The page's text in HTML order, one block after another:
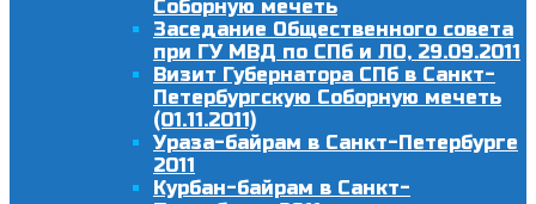
Соборную мечеть
Заседание Общественного совета
при ГУ МВД по СПб и ЛО, 29.09.2011
Визит Губернатора СПб в Санкт-
Петербургскую Соборную мечеть
(01.11.2011)
Ураза-байрам в Санкт-Петербурге
2011
Курбан-байрам в Санкт-